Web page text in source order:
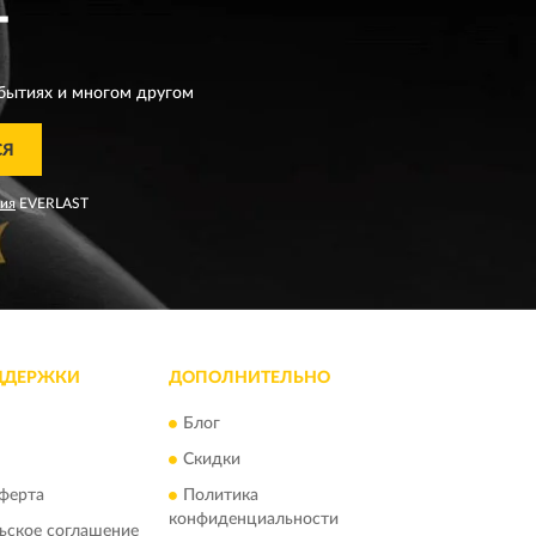
и многом другом
EVERLAST
соглашение
ДОПОЛНИТЕЛЬНО
Блог
Скидки
Политика
конфиденциальности